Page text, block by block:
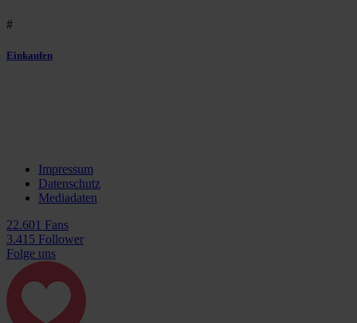
#
Einkaufen
Impressum
Datenschutz
Mediadaten
22.601 Fans
3.415 Follower
Folge uns